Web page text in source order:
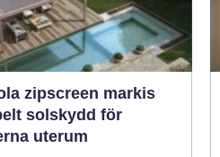
zipscreen markis
solskydd för
uterum